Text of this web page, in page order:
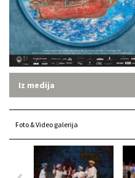
Iz medija
Foto & Video galerija